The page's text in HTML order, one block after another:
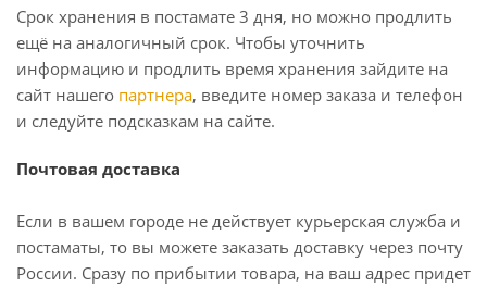
Срок хранения в постамате 3 дня, но можно продлить
ещё на аналогичный срок. Чтобы уточнить
информацию и продлить время хранения зайдите на
сайт нашего партнера, введите номер заказа и телефон
и следуйте подсказкам на сайте.
Почтовая доставка
Если в вашем городе не действует курьерская служба и
постаматы, то вы можете заказать доставку через почту
России. Сразу по прибытии товара, на ваш адрес придет